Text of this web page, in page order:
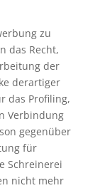
zu
das Recht,
der
derartiger
das Profiling,
Verbindung
gegenüber
für
Schreinerei
nicht mehr